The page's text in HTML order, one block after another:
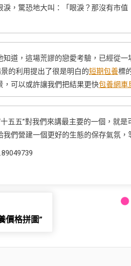
淚，驚恐地大叫：「眼淚？那沒有市
道，這場荒謬的戀愛考驗，已經從
的利用提出了很是明白的短期包養標
，可以或許讓我們把結果更快包養網車
五五”對我們來講最主要的一個，就
們營建一個更好的生態的保存氣氛，
價格拼圖”